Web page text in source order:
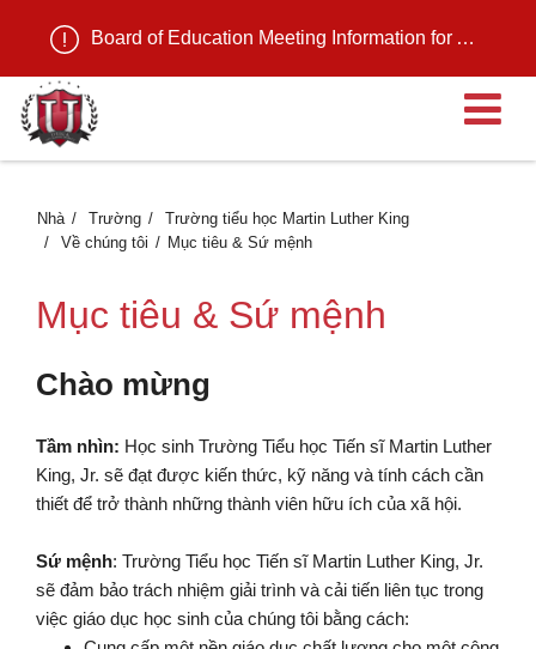
Board of Education Meeting Information for August 11, 2026
Nhà Trường
Trường tiểu học Martin Luther King
Về chúng tôi
Mục tiêu & Sứ mệnh
Mục tiêu & Sứ mệnh
Chào mừng
Tầm nhìn: Học sinh Trường Tiểu học Tiến sĩ Martin Luther
King, Jr. sẽ đạt được kiến thức, kỹ năng và tính cách cần
thiết để trở thành những thành viên hữu ích của xã hội.
Sứ mệnh: Trường Tiểu học Tiến sĩ Martin Luther King, Jr.
sẽ đảm bảo trách nhiệm giải trình và cải tiến liên tục trong
việc giáo dục học sinh của chúng tôi bằng cách: